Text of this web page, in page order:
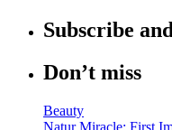
Subscribe
Don’t miss
Beauty
Natur Miracle: First